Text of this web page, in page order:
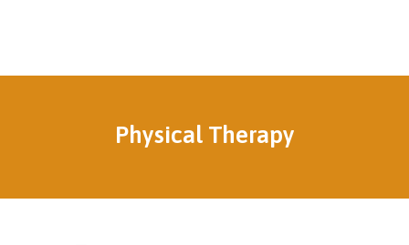
Physical Therapy